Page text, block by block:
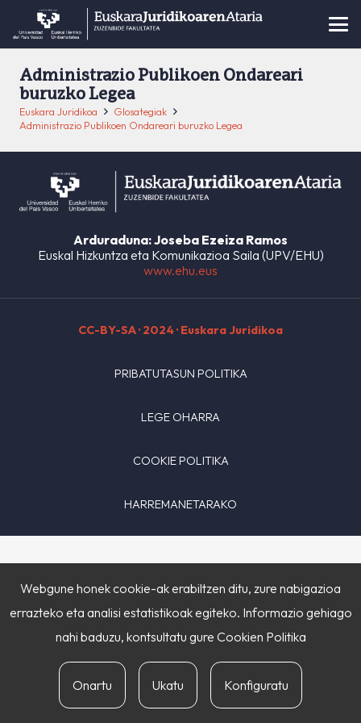
Administrazio Publikoen Ondareari
buruzko Legea
Euskara Juridikoa
Glosategiak
Administrazio Publikoen Ondareari buruzko Legea
Arduraduna: Joseba Ezeiza Ramos
Euskal Hizkuntza eta Komunikazioa Saila (UPV/EHU)
www.ehu.eus
CC-BY-SA· 2024 · Euskara Juridikoa
PRIBATUTASUN POLITIKA
LEGE OHARRA
COOKIE POLITIKA
HARREMANETARAKO
Webgune honek cookie-ak erabiltzen ditu, zure nabigazioa
errazteko eta analisi estatistikoak egiteko. Informazio gehiago
nahi baduzu, kontsultatu gure Cookien Politika
Onartu Ukatu Konfiguratu